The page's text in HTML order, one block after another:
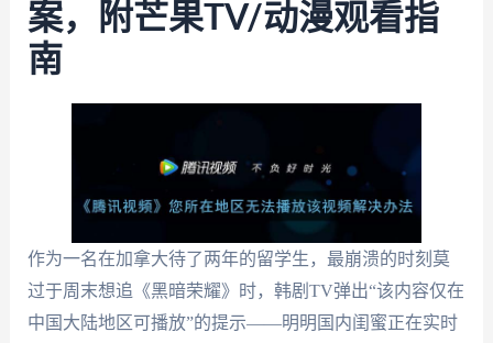
案，附芒果TV/动漫观看指
南
作为一名在加拿大待了两年的留学生，最崩溃的时刻莫
过于周末想追《黑暗荣耀》时，韩剧TV弹出“该内容仅在
中国大陆地区可播放”的提示——明明国内闺蜜正在实时